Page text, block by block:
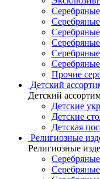
Прочие
Детский
Детский
Детские
Детские
Детская
Религиозные
Религиозные